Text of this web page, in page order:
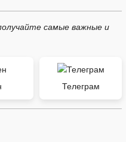
самые важные и
Телеграм